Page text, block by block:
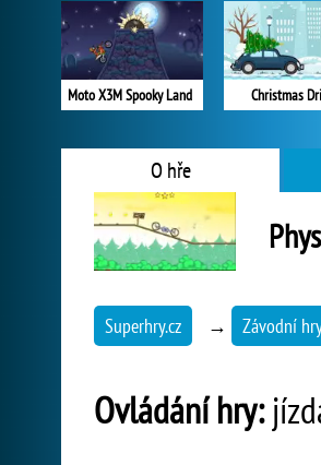
Moto X3M Spooky Land Christmas
O hře
Superhry.cz → Závodní
Ovládání hry: